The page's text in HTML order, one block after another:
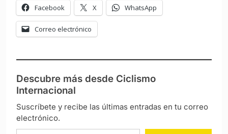
Facebook X WhatsApp
Correo electrónico
Descubre más desde Ciclismo
Internacional
Suscríbete y recibe las últimas entradas en tu correo
electrónico.
Escribe tu correo electrónico…